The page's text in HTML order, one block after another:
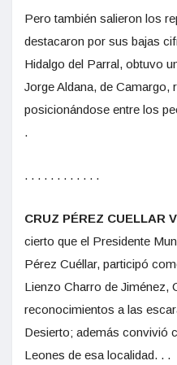
Pero también salieron los
destacaron por sus bajas
Hidalgo del Parral, obtuvo
Jorge Aldana, de Camargo,
posicionándose entre los
.
. . . . . . . . . . . .
CRUZ PÉREZ CUELLAR
cierto que el Presidente
Pérez Cuéllar, participó
Lienzo Charro de Jiménez,
reconocimientos a las
Desierto; además convivió
Leones de esa localidad. . .